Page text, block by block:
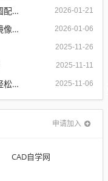
SolidWorks长条孔与圆配合，槽口与圆配合超快方法 2026-01-21
SolidWorks镜像零件为什么不对称？镜像命令使用详解 2026-01-06
2025-11-26
2025-11-11
SolidWorks装配体利用交替位置视图轻松实现两种状态工程图纸 2025-11-06
申请加入
CAD自学网